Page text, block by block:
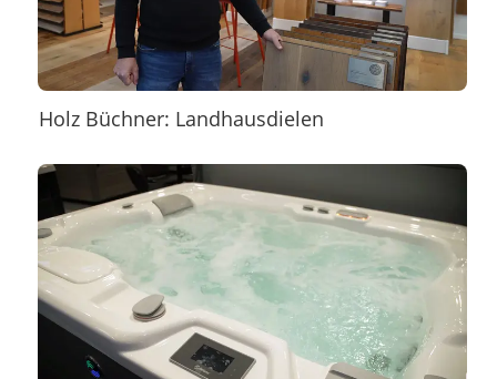
Holz Büchner: Landhausdielen